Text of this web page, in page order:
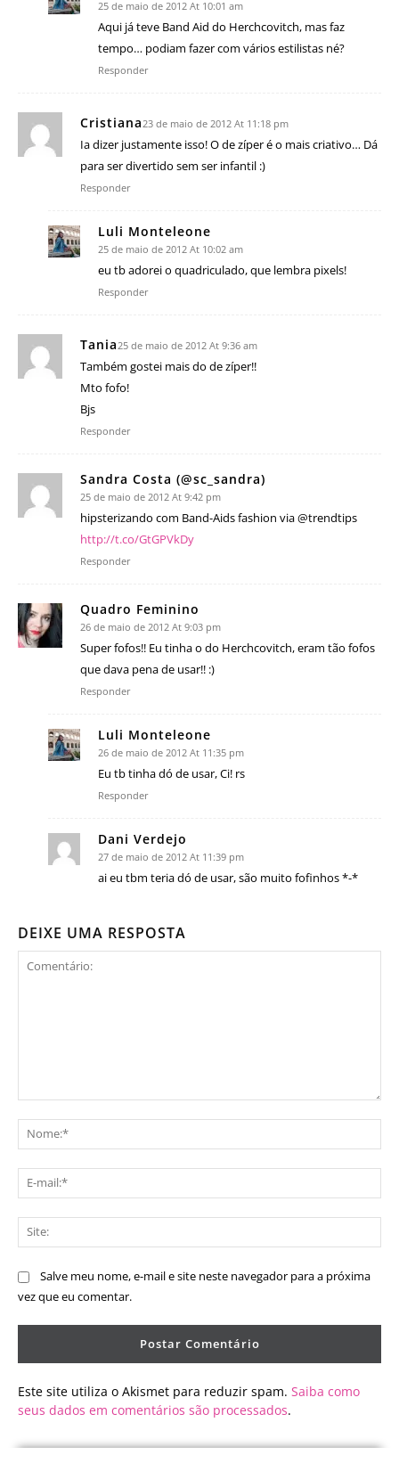
25 de maio de 2012 At 10:01 am
Aqui já teve Band Aid do Herchcovitch, mas faz
tempo… podiam fazer com vários estilistas né?
Responder
Cristiana 23 de maio de 2012 At 11:18 pm
Ia dizer justamente isso! O de zíper é o mais criativo… Dá
para ser divertido sem ser infantil :)
Responder
Luli Monteleone
25 de maio de 2012 At 10:02 am
eu tb adorei o quadriculado, que lembra pixels!
Responder
Tania 25 de maio de 2012 At 9:36 am
Também gostei mais do de zíper!!
Mto fofo!
Bjs
Responder
Sandra Costa (@sc_sandra)
25 de maio de 2012 At 9:42 pm
hipsterizando com Band-Aids fashion via @trendtips
http://t.co/GtGPVkDy
Responder
Quadro Feminino
26 de maio de 2012 At 9:03 pm
Super fofos!! Eu tinha o do Herchcovitch, eram tão fofos
que dava pena de usar!! :)
Responder
Luli Monteleone
26 de maio de 2012 At 11:35 pm
Eu tb tinha dó de usar, Ci! rs
Responder
Dani Verdejo
27 de maio de 2012 At 11:39 pm
ai eu tbm teria dó de usar, são muito fofinhos *-*
DEIXE UMA RESPOSTA
Salve meu nome, e-mail e site neste navegador para a próxima
vez que eu comentar.
Este site utiliza o Akismet para reduzir spam. Saiba como
seus dados em comentários são processados.